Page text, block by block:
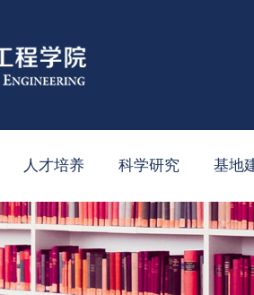
人才培养 科学研究 基地